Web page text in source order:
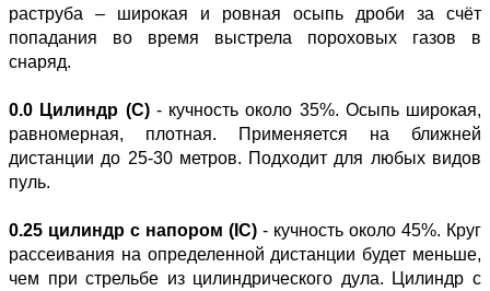
раструба – широкая и ровная осыпь дроби за счёт
попадания во время выстрела пороховых газов в
снаряд.
0.0 Цилиндр (C)- кучность около 35%. Осыпь широкая,
равномерная, плотная. Применяется на ближней
дистанции до 25-30 метров. Подходит для любых видов
пуль.
0.25 цилиндр с напором (IC) - кучность около 45%. Круг
рассеивания на определенной дистанции будет меньше,
чем при стрельбе из цилиндрического дула. Цилиндр с